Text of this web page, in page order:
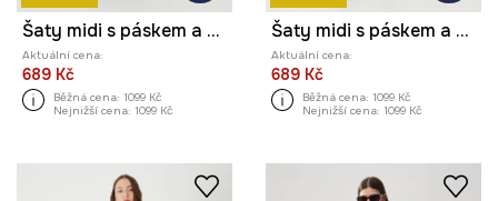
Šaty midi s páskem a vzorem
Aktuální cena:
689 Kč
Běžná cena: 1099 Kč
Nejnižší cena: 1099 Kč
Šaty midi s páskem a vzorem
Aktuální cena:
689 Kč
Běžná cena: 1099 Kč
Nejnižší cena: 1099 Kč